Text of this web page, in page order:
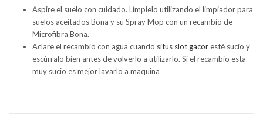
Aspire el suelo con cuidado. Límpielo utilizando el limpiador para
suelos aceitados Bona y su Spray Mop con un recambio de
Microfibra Bona.
Aclare el recambio con agua cuando situs slot gacoresté sucio y
escúrralo bien antes de volverlo a utilizarlo. Si el recambio esta
muy sucio es mejor lavarlo a maquina